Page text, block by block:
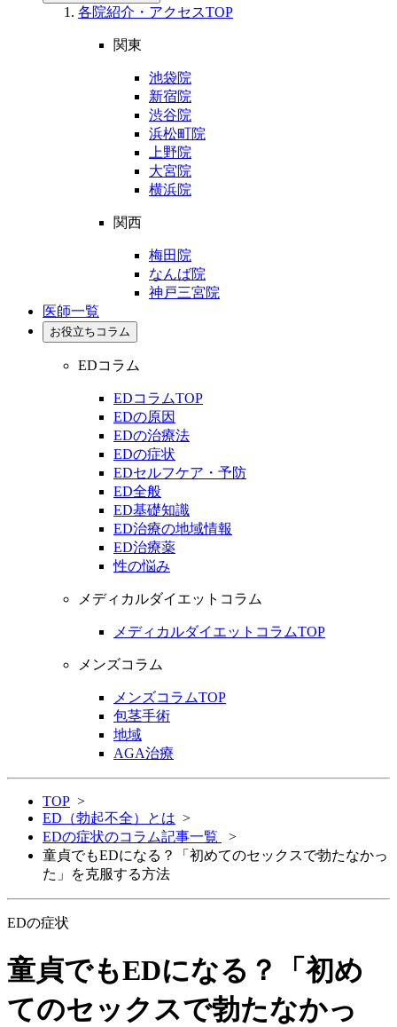
各院紹介・アクセスTOP
関東
池袋院
新宿院
渋谷院
浜松町院
上野院
大宮院
横浜院
関西
梅田院
なんば院
神戸三宮院
医師一覧
お役立ちコラム
EDコラム
EDコラムTOP
EDの原因
EDの治療法
EDの症状
EDセルフケア・予防
ED全般
ED基礎知識
ED治療の地域情報
ED治療薬
性の悩み
メディカルダイエットコラム
メディカルダイエットコラムTOP
メンズコラム
メンズコラムTOP
包茎手術
地域
AGA治療
TOP >
ED（勃起不全）とは >
EDの症状のコラム記事一覧
>
童貞でもEDになる？「初めてのセックスで勃たなかっ
た」を克服する方法
EDの症状
童貞でもEDになる？「初め
てのセックスで勃たなかっ